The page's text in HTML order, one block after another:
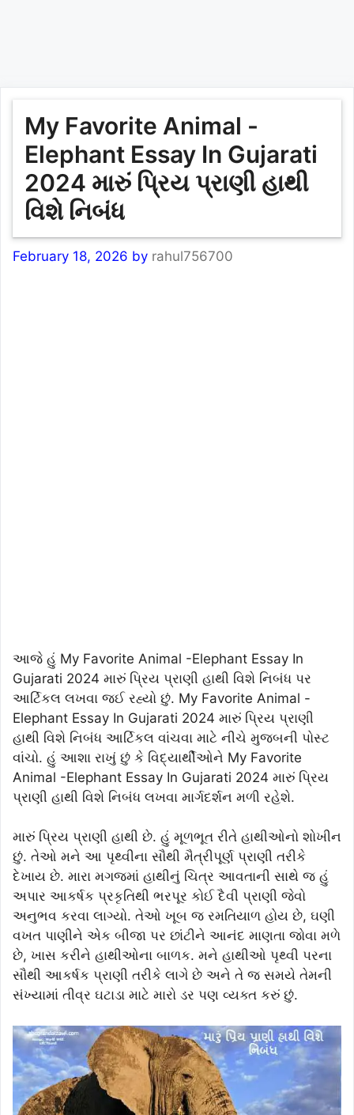
My Favorite Animal -
Elephant Essay In Gujarati
2024 મારું પ્રિય પ્રાણી હાથી
વિશે નિબંધ
February 18, 2026 by rahul756700
આજે હું My Favorite Animal -Elephant Essay In
Gujarati 2024 મારું પ્રિય પ્રાણી હાથી વિશે નિબંધ પર
આર્ટિકલ લખવા જઈ રહ્યો છું. My Favorite Animal -
Elephant Essay In Gujarati 2024 મારું પ્રિય પ્રાણી
હાથી વિશે નિબંધ આર્ટિકલ વાંચવા માટે નીચે મુજબની પોસ્ટ
વાંચો. હું આશા રાખું છું કે વિદ્યાર્થીઓને My Favorite
Animal -Elephant Essay In Gujarati 2024 મારું પ્રિય
પ્રાણી હાથી વિશે નિબંધ લખવા માર્ગદર્શન મળી રહેશે.
મારું પ્રિય પ્રાણી હાથી છે. હું મૂળભૂત રીતે હાથીઓનો શોખીન
છું. તેઓ મને આ પૃથ્વીના સૌથી મૈત્રીપૂર્ણ પ્રાણી તરીકે
દેખાય છે. મારા મગજમાં હાથીનું ચિત્ર આવતાની સાથે જ હું
અપાર આકર્ષક પ્રકૃતિથી ભરપૂર કોઈ દૈવી પ્રાણી જેવો
અનુભવ કરવા લાગ્યો. તેઓ ખૂબ જ રમતિયાળ હોય છે, ઘણી
વખત પાણીને એક બીજા પર છાંટીને આનંદ માણતા જોવા મળે
છે, ખાસ કરીને હાથીઓના બાળક. મને હાથીઓ પૃથ્વી પરના
સૌથી આકર્ષક પ્રાણી તરીકે લાગે છે અને તે જ સમયે તેમની
સંખ્યામાં તીવ્ર ઘટાડા માટે મારો ડર પણ વ્યક્ત કરું છું.